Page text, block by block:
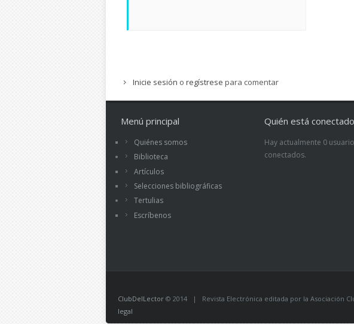
Inicie sesión o regístrese para comentar
Menú principal
Quiénes somos
Biblioteca
Artículos
Selecciones bibliográficas
Tertulias
Escríbenos
Quién está conectado
Hay actualmente 0
conectados.
ClubDelLector © 2014 | Revista Electrónica editada por la Asociación
legal